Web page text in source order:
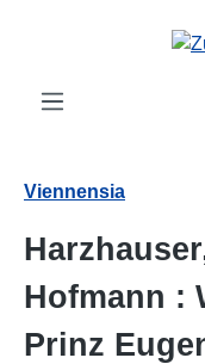
Zum Hauptinhalt
Viennensia
Hofmann :
Prinz